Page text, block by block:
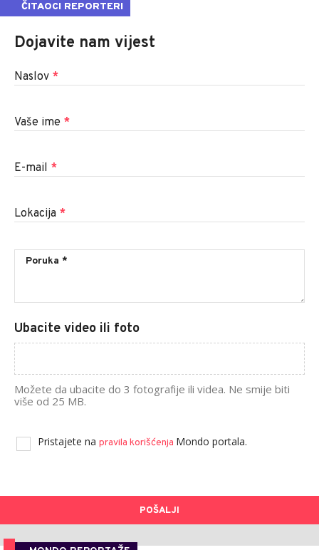
ČITAOCI REPORTERI
Dojavite nam vijest
Naslov *
Vaše ime *
E-mail *
Lokacija *
Ubacite video ili foto
Možete da ubacite do 3 fotografije ili videa. Ne smije biti
više od 25 MB.
Pristajete na pravila korišćenja Mondo portala.
POŠALJI